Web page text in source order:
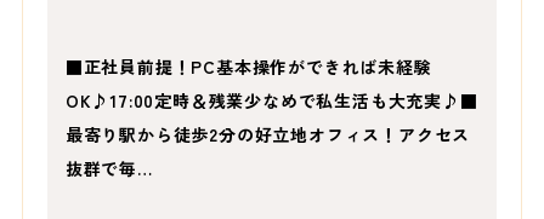
■正社員前提！PC基本操作ができれば未経験
OK♪17:00定時＆残業少なめで私生活も大充実♪■
最寄り駅から徒歩2分の好立地オフィス！アクセス
抜群で毎…